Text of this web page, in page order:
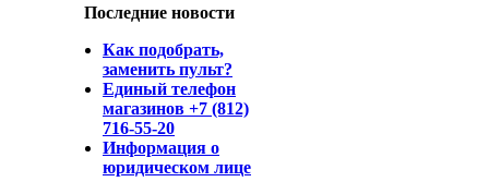
Последние новости
Как подобрать,
заменить пульт?
Единый телефон
магазинов +7 (812)
716-55-20
Информация о
юридическом лице